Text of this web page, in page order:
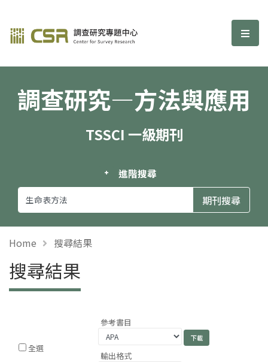
調查研究—方法與應用期刊 選
調查研究—方法與應用
TSSCI 一級期刊
進階搜尋
Home 搜尋結果
搜尋結果
全選
參考書目
輸出格式